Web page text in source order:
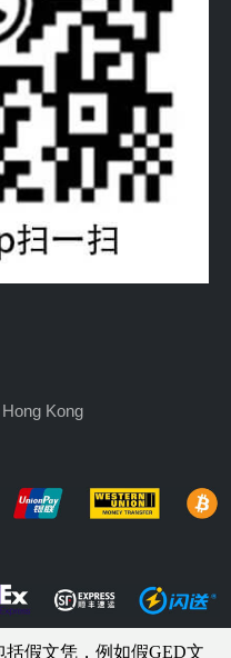
Kong
假文凭，例如假GED文